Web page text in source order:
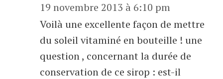
19 novembre 2013 à 6:10 pm
Voilà une excellente façon de mettre
du soleil vitaminé en bouteille ! une
question , concernant la durée de
conservation de ce sirop : est-il